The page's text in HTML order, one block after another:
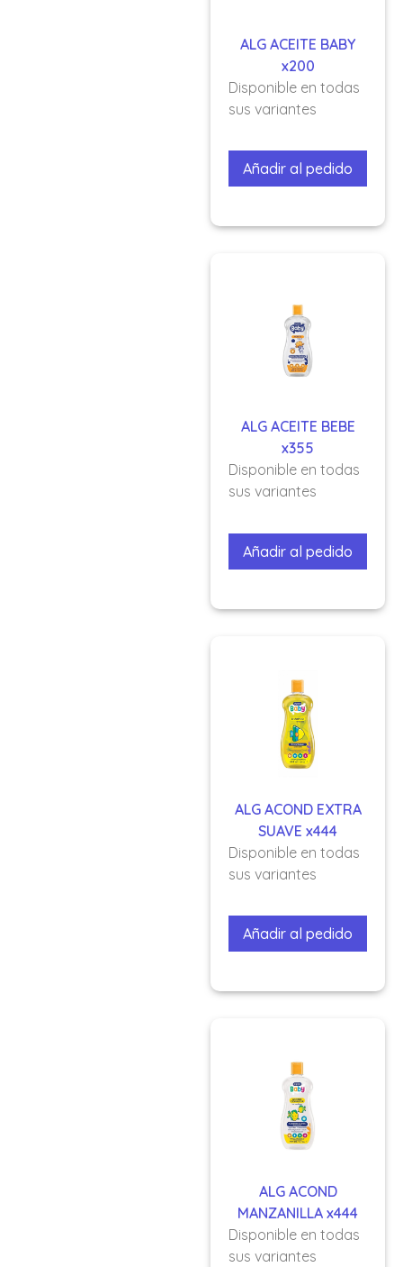
ALG ACEITE BABY
x200
Disponible en todas
sus variantes
Añadir al pedido
ALG ACEITE BEBE
x355
Disponible en todas
sus variantes
Añadir al pedido
ALG ACOND EXTRA
SUAVE x444
Disponible en todas
sus variantes
Añadir al pedido
ALG ACOND
MANZANILLA x444
Disponible en todas
sus variantes